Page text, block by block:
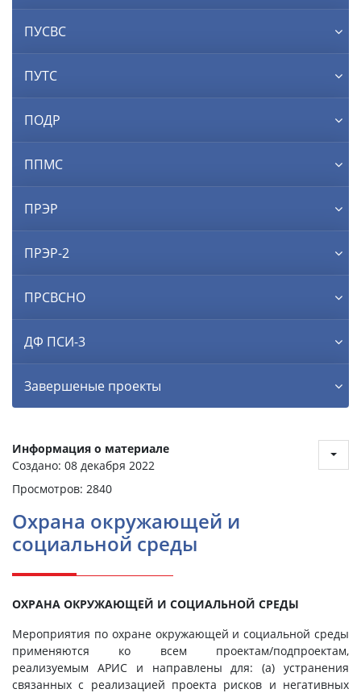
ПУСВС
ПУТС
ПОДР
ППМС
ПРЭР
ПРЭР-2
ПРСВСНО
ДФ ПСИ-3
Завершеные проекты
Информация о материале
Создано: 08 декабря 2022
Просмотров: 2840
Охрана окружающей и
социальной среды
ОХРАНА ОКРУЖАЮЩЕЙ И СОЦИАЛЬНОЙ СРЕДЫ
Мероприятия по охране окружающей и социальной среды
применяются ко всем проектам/подпроектам,
реализуемым АРИС и направлены для: (a) устранения
связанных с реализацией проекта рисков и негативных